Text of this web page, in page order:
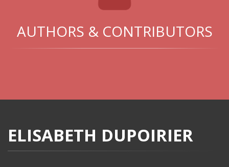
AUTHORS & CONTRIBUTORS
ELISABETH DUPOIRIER